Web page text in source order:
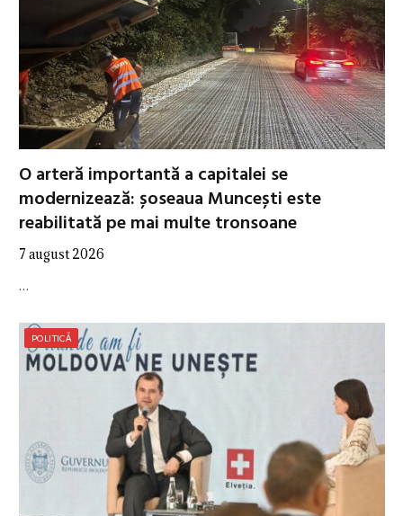
O arteră importantă a capitalei se
modernizează: șoseaua Muncești este
reabilitată pe mai multe tronsoane
7 august 2026
…
POLITICĂ